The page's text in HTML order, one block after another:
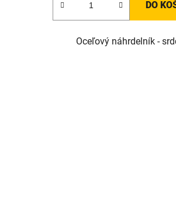
DO
Oceľový náhrdelník -